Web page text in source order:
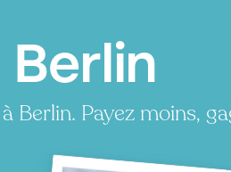
Berlin
Berlin. Payez moins,